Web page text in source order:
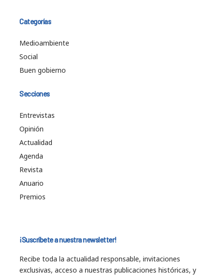
Categorías
Medioambiente
Social
Buen gobierno
Secciones
Entrevistas
Opinión
Actualidad
Agenda
Revista
Anuario
Premios
¡Suscríbete a nuestra newsletter!
Recibe toda la actualidad responsable, invitaciones
exclusivas, acceso a nuestras publicaciones históricas, y